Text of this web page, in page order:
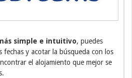
simple e intuitivo, puedes
fechas y acotar la búsqueda con los
el alojamiento que mejor se